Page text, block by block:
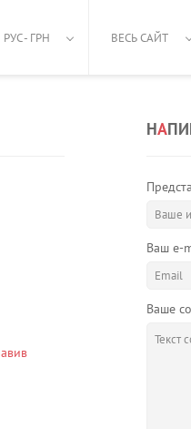
РУС - ГРН ВЕСЬ САЙТ
НА
Ваш e-
Ваше